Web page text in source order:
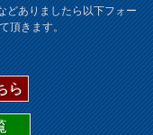
どありましたら以下フォー
頂きます。
ら